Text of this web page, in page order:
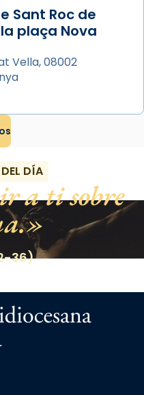
Sant Roc de
plaça Nova
Vella, 08002
DÍA
a ti sobre
36)
Cristiana